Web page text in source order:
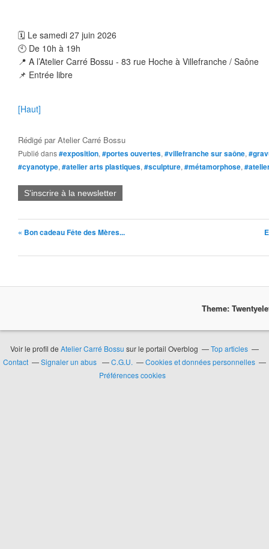
🗓 Le samedi 27 juin 2026
🕙 De 10h à 19h
📍 A l’Atelier Carré Bossu - 83 rue Hoche à Villefranche / Saône
📌 Entrée libre
[Haut]
Rédigé parAtelier Carré Bossu
Publié dans#exposition, #portes ouvertes, #villefranche sur saône,
#cyanotype, #atelier arts plastiques, #sculpture, #métamorphose,
S'inscrire à la newsletter
« Bon cadeau Fête des Mères...
Theme:
Voir le profil de Atelier Carré Bossu sur le portail Overblog
Top articles
Contact
Signaler un abus C.G.U.
Cookies et données personnelles
Préférences cookies